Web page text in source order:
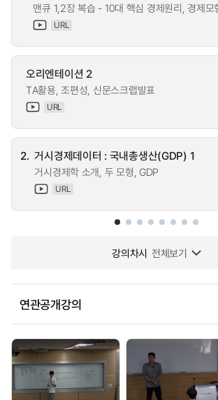
맨큐 1,2장 복습 - 10대 핵심 경제원리, 경제모
URL
오리엔테이션 2
TA활용, 조편성, 신문스크랩발표
URL
2. 거시경제데이터 : 국내총생산(GDP) 1
거시경제학 소개, 두 모형, GDP
URL
강의차시 전체보기
연관공개강의